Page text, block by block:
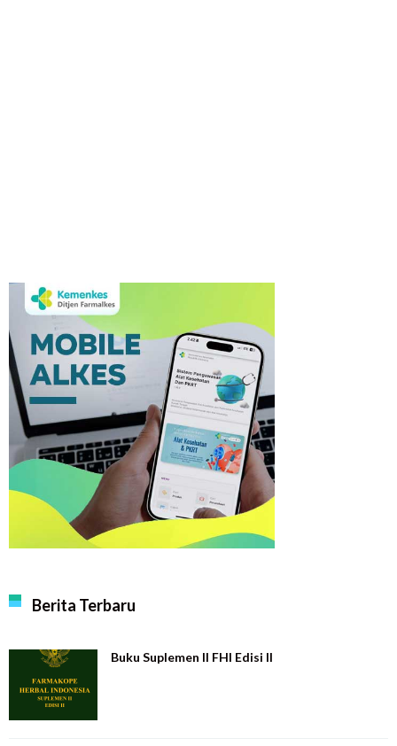
Berita Terbaru
Buku Suplemen II FHI Edisi II